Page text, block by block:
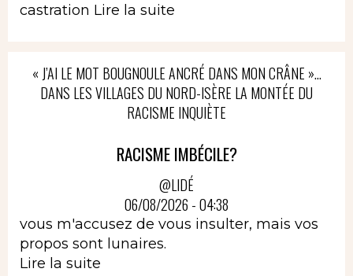
castration Lire la suite
« J’AI LE MOT BOUGNOULE ANCRÉ DANS MON CRÂNE »…
DANS LES VILLAGES DU NORD-ISÈRE LA MONTÉE DU
RACISME INQUIÈTE
RACISME IMBÉCILE?
@LIDÉ
06/08/2026 - 04:38
vous m'accusez de vous insulter, mais vos
propos sont lunaires.
Lire la suite